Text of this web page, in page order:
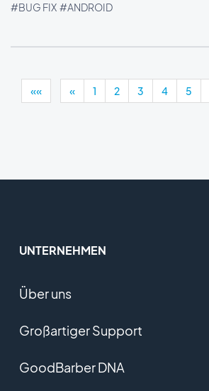
#BUG FIX #ANDROID
«« « 1 2 3 4 5
UNTERNEHMEN
Über uns
Großartiger Support
GoodBarber DNA